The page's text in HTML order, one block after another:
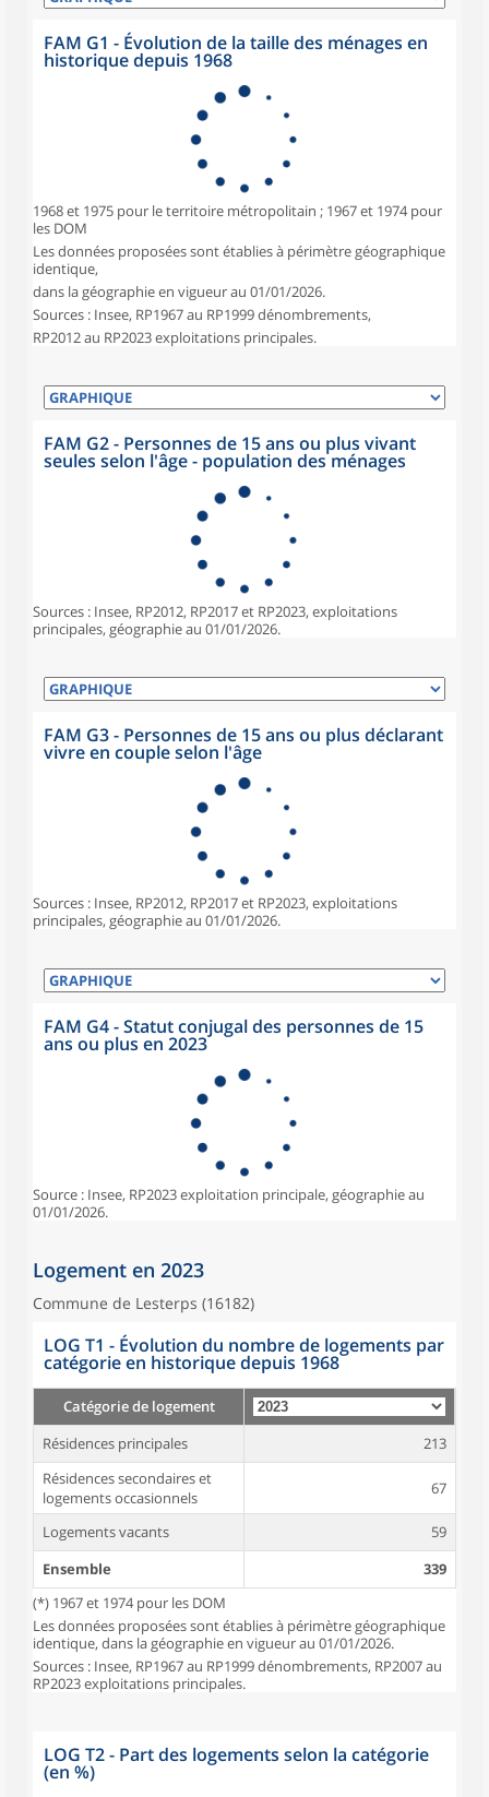
FAM G1 - Évolution de la taille des ménages en
historique depuis 1968
1968 et 1975 pour le territoire métropolitain ; 1967 et 1974 pour
les DOM
Les données proposées sont établies à périmètre géographique
identique,
dans la géographie en vigueur au 01/01/2026.
Sources : Insee, RP1967 au RP1999 dénombrements,
RP2012 au RP2023 exploitations principales.
FAM G2 - Personnes de 15 ans ou plus vivant
seules selon l'âge - population des ménages
Sources : Insee, RP2012, RP2017 et RP2023, exploitations
principales, géographie au 01/01/2026.
FAM G3 - Personnes de 15 ans ou plus déclarant
vivre en couple selon l'âge
Sources : Insee, RP2012, RP2017 et RP2023, exploitations
principales, géographie au 01/01/2026.
FAM G4 - Statut conjugal des personnes de 15
ans ou plus en 2023
Source : Insee, RP2023 exploitation principale, géographie au
01/01/2026.
Logement en 2023
Commune de Lesterps (16182)
LOG T1 - Évolution du nombre de logements par
catégorie en historique depuis 1968
Catégorie de logement
Résidences principales
213
Résidences secondaires et
logements occasionnels
67
Logements vacants
59
Ensemble
339
(*) 1967 et 1974 pour les DOM
Les données proposées sont établies à périmètre géographique
identique, dans la géographie en vigueur au 01/01/2026.
Sources : Insee, RP1967 au RP1999 dénombrements, RP2007 au
RP2023 exploitations principales.
LOG T2 - Part des logements selon la catégorie
(en %)